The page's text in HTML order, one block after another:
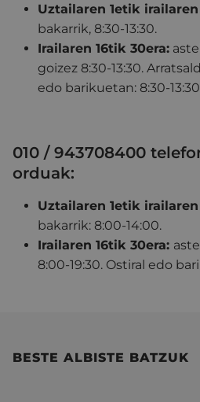
Uztailaren 1etik irailaren
bakarrik, 8:30-13:30.
Irailaren 16tik 30era:
goizez 8:30-13:30.
edo barikuetan: 8:30-
010 / 943708400
orduak:
Uztailaren 1etik irailaren
bakarrik: 8:00-14:00.
Irailaren 16tik 30era:
8:00-19:30. Ostiral edo
BESTE ALBISTE BATZUK